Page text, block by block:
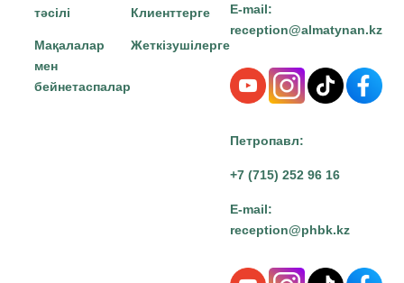
тәсілі
Мақалалар
мен
бейнетаспалар
Клиенттерге
Жеткізушілерге
E-mail:
reception@almatynan.kz
Петропавл:
+7 (715) 252 96 16
E-mail:
reception@phbk.kz